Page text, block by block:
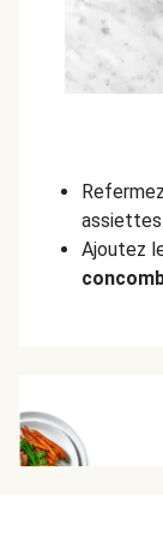
assiettes.
Ajoutez